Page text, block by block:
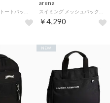
arena
￥4,290
NEW